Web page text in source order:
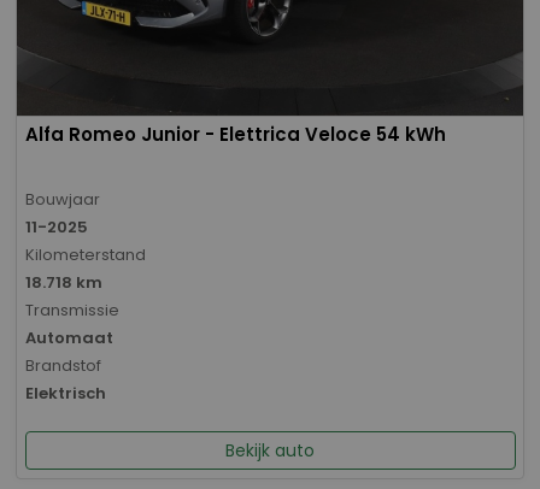
Alfa Romeo Junior - Elettrica Veloce 54 kWh
Bouwjaar
11-2025
Kilometerstand
18.718 km
Transmissie
Automaat
Brandstof
Elektrisch
Bekijk auto